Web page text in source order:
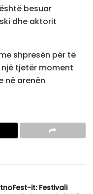
besuar
dhe aktorit
shpresën për të
tjetër moment
në arenën
it: Festivali